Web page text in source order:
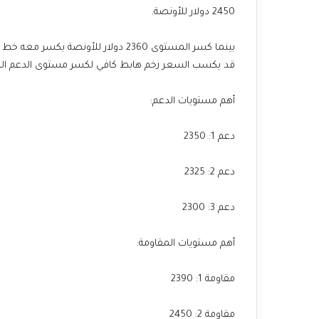
2450 دولار للأونصة.
قد يكسب السعر زخم هابط كافي لكسر مستوى الدعم الرئيسي 2350 دولار
أهم مستويات الدعم:
دعم 1: 2350
دعم 2: 2325
دعم 3: 2300
أهم مستويات المقاومة:
مقاومة 1: 2390
مقاومة 2: 2450